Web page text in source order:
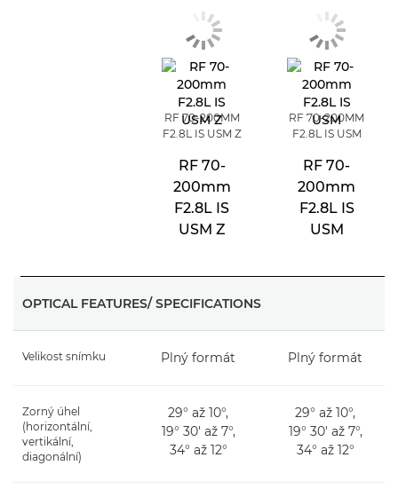
RF 70-200MM
F2.8L IS USM Z
RF 70-
200mm
F2.8L IS
USM Z
RF 70-200MM
F2.8L IS USM
RF 70-
200mm
F2.8L IS
USM
OPTICAL FEATURES/ SPECIFICATIONS
Velikost snímku Plný formát Plný formát
Zorný úhel
(horizontální,
vertikální,
diagonální)
29° až 10°,
19° 30' až 7°,
34° až 12°
29° až 10°,
19° 30' až 7°,
34° až 12°